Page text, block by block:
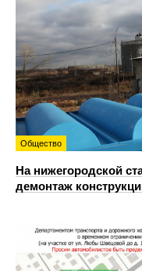
Общество
На нижегородской
демонтаж